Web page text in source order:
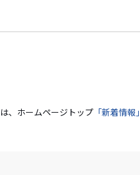
、ホームページトップ 「新着情報」